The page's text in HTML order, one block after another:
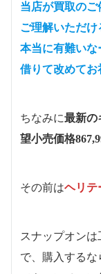
当店が買取の
ご理解いただけ
本当に有難い
借りて改めてお
ちなみに最新の
望小売価格
その前はヘリテ
スナップオン
で、購入するな